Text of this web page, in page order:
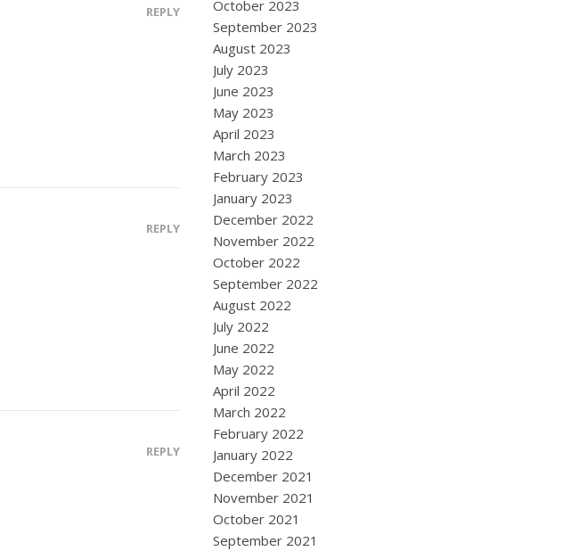
REPLY
REPLY
REPLY
October 2023
September 2023
August 2023
July 2023
June 2023
May 2023
April 2023
March 2023
February 2023
January 2023
December 2022
November 2022
October 2022
September 2022
August 2022
July 2022
June 2022
May 2022
April 2022
March 2022
February 2022
January 2022
December 2021
November 2021
October 2021
September 2021